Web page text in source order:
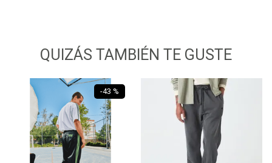
QUIZÁS TAMBIÉN TE GUSTE
-43 %